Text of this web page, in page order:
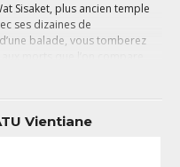
Sisaket, plus ancien temple
ses dizaines de
balade, vous tomberez
les marchés de nuit où
parmi une multitude de
Vientiane